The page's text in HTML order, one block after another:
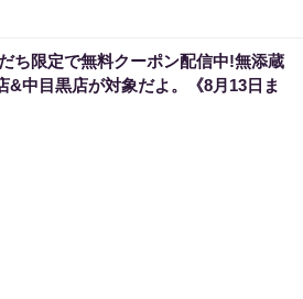
ち限定で無料クーポン配信中!無添蔵
&中目黒店が対象だよ。《8月13日ま